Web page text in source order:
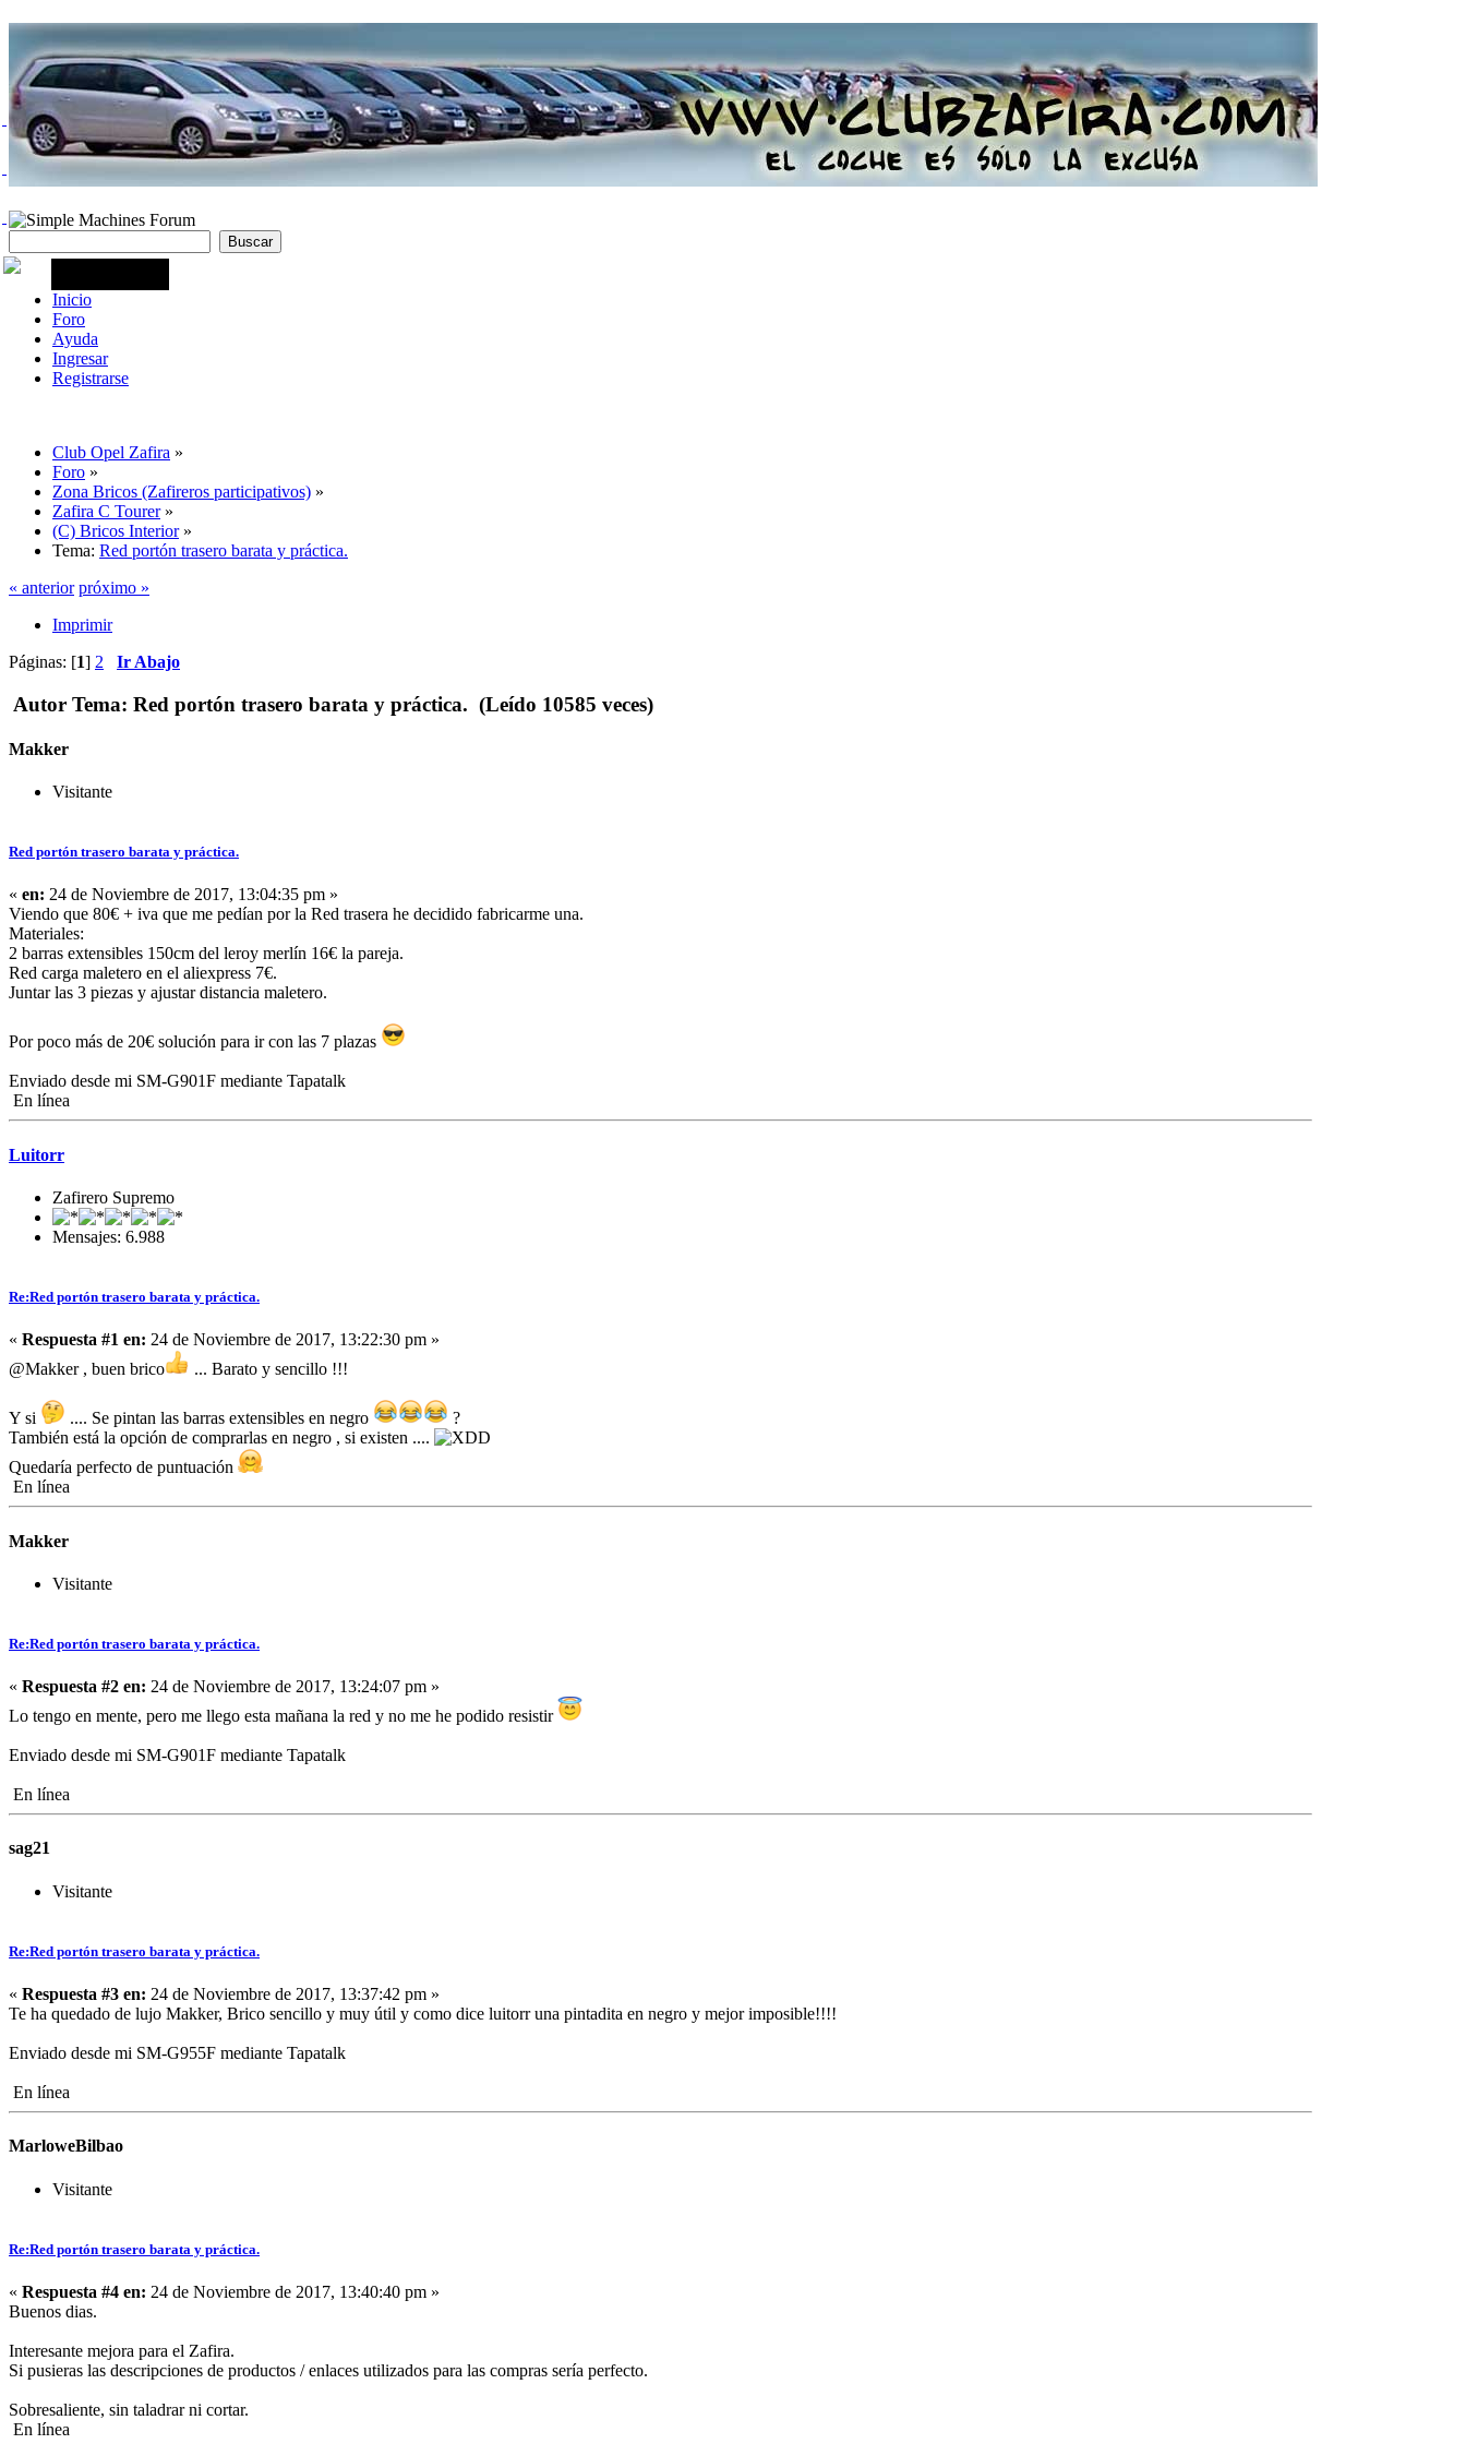
Inicio
Foro
Ayuda
Ingresar
Registrarse
Club Opel Zafira »
Foro »
Zona Bricos (Zafireros participativos) »
Zafira C Tourer»
(C) Bricos Interior»
Tema: Red portón trasero barata y práctica.
« anterior próximo »
Imprimir
Páginas: [1] 2 Ir Abajo
Autor Tema: Red portón trasero barata y práctica. (Leído 10585 veces)
Makker
Visitante
Red portón trasero barata y práctica.
« en: 24 de Noviembre de 2017, 13:04:35 pm »
Viendo que 80€ + iva que me pedían por la Red trasera he decidido fabricarme una.
Materiales:
2 barras extensibles 150cm del leroy merlín 16€ la pareja.
Red carga maletero en el aliexpress 7€.
Juntar las 3 piezas y ajustar distancia maletero.
Por poco más de 20€ solución para ir con las 7 plazas
Enviado desde mi SM-G901F mediante Tapatalk
En línea
Luitorr
Zafirero Supremo
Mensajes: 6.988
Re:Red portón trasero barata y práctica.
« Respuesta #1 en: 24 de Noviembre de 2017, 13:22:30 pm »
@Makker , buen brico
... Barato y sencillo !!!
Y si .... Se pintan las barras extensibles en negro
?
También está la opción de comprarlas en negro , si existen ....
Quedaría perfecto de puntuación
En línea
Makker
Visitante
Re:Red portón trasero barata y práctica.
« Respuesta #2 en: 24 de Noviembre de 2017, 13:24:07 pm »
Lo tengo en mente, pero me llego esta mañana la red y no me he podido resistir
Enviado desde mi SM-G901F mediante Tapatalk
En línea
sag21
Visitante
Re:Red portón trasero barata y práctica.
« Respuesta #3 en: 24 de Noviembre de 2017, 13:37:42 pm »
Te ha quedado de lujo Makker, Brico sencillo y muy útil y como dice luitorr una pintadita en negro y mejor imposible!!!!
Enviado desde mi SM-G955F mediante Tapatalk
En línea
MarloweBilbao
Visitante
Re:Red portón trasero barata y práctica.
« Respuesta #4 en: 24 de Noviembre de 2017, 13:40:40 pm »
Buenos dias.
Interesante mejora para el Zafira.
Si pusieras las descripciones de productos / enlaces utilizados para las compras sería perfecto.
Sobresaliente, sin taladrar ni cortar.
En línea